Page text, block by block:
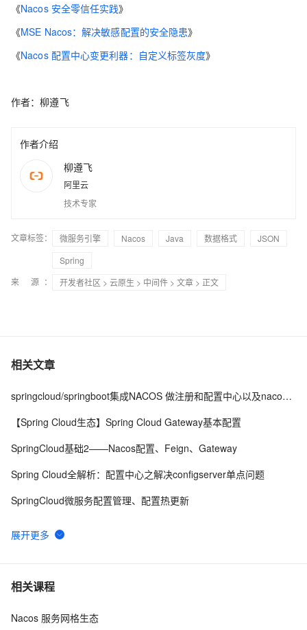
《Nacos 安全零信任实践》
《MSE Nacos：解决敏感配置的安全隐患》
《Nacos 配置中心变更利器：自定义标签灰度》
作者：柳遵飞
作者介绍
柳遵飞
阿里云
技术专家
文章标签： 微服务引擎 Nacos Java 数据格式
JSON
Spring
来 源：
开发者社区 > 云原生 > 中间件 > 文章 > 正文
相关文章
springcloud/springboot集成NACOS 做注册和配置中心以及nacos源码分析
【Spring Cloud生态】Spring Cloud Gateway基本配置
SpringCloud基础2——Nacos配置、Feign、Gateway
Spring Cloud全解析：配置中心之解决configserver单点问题
SpringCloud微服务配置管理、配置热更新
Spring Cloud应用框架：Nacos作为服务注册中心和配置中心
SpringCloud集成Seata并使用Nacos做注册中心与配置中心
相关课程
Nacos 服务网格生态